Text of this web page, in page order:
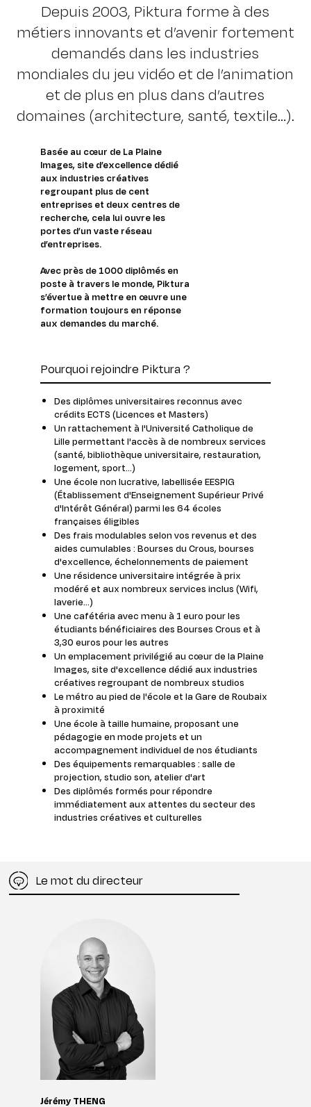
Depuis 2003, Piktura forme à des
métiers innovants et d’avenir fortement
demandés dans les industries
mondiales du jeu vidéo et de l’animation
et de plus en plus dans d’autres
domaines (architecture, santé, textile…).
Basée au cœur de La Plaine
Images, site d’excellence dédié
aux industries créatives
regroupant plus de cent
entreprises et deux centres de
recherche, cela lui ouvre les
portes d’un vaste réseau
d’entreprises.
Avec près de 1000 diplômés en
poste à travers le monde, Piktura
s’évertue à mettre en œuvre une
formation toujours en réponse
aux demandes du marché.
Pourquoi rejoindre Piktura ?
Des diplômes universitaires reconnus avec
crédits ECTS (Licences et Masters)
Un rattachement à l'Université Catholique de
Lille permettant l'accès à de nombreux services
(santé, bibliothèque universitaire, restauration,
logement, sport...)
Une école non lucrative, labellisée EESPIG
(Établissement d'Enseignement Supérieur Privé
d'Intérêt Général) parmi les 64 écoles
françaises éligibles
Des frais modulables selon vos revenus et des
aides cumulables : Bourses du Crous, bourses
d'excellence, échelonnements de paiement
Une résidence universitaire intégrée à prix
modéré et aux nombreux services inclus (Wifi,
laverie...)
Une cafétéria avec menu à 1 euro pour les
étudiants bénéficiaires des Bourses Crous et à
3,30 euros pour les autres
Un emplacement privilégié au cœur de la Plaine
Images, site d'excellence dédié aux industries
créatives regroupant de nombreux studios
Le métro au pied de l'école et la Gare de Roubaix
à proximité
Une école à taille humaine, proposant une
pédagogie en mode projets et un
accompagnement individuel de nos étudiants
Des équipements remarquables : salle de
projection, studio son, atelier d'art
Des diplômés formés pour répondre
immédiatement aux attentes du secteur des
industries créatives et culturelles
Le mot du directeur
Jérémy THENG